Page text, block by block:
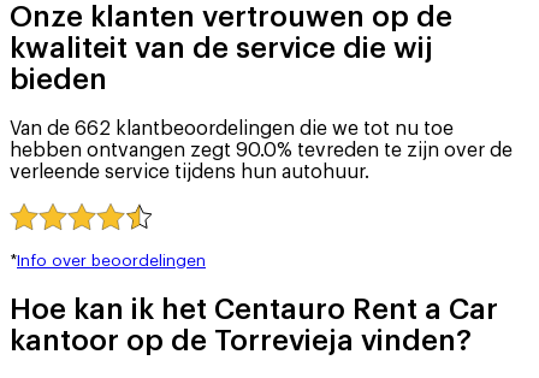
Onze klanten vertrouwen op de
kwaliteit van de service die wij
bieden
Van de 662 klantbeoordelingen die we tot nu toe
hebben ontvangen zegt 90.0% tevreden te zijn over de
verleende service tijdens hun autohuur.
*Info over beoordelingen
Hoe kan ik het Centauro Rent a Car
kantoor op de Torrevieja vinden?